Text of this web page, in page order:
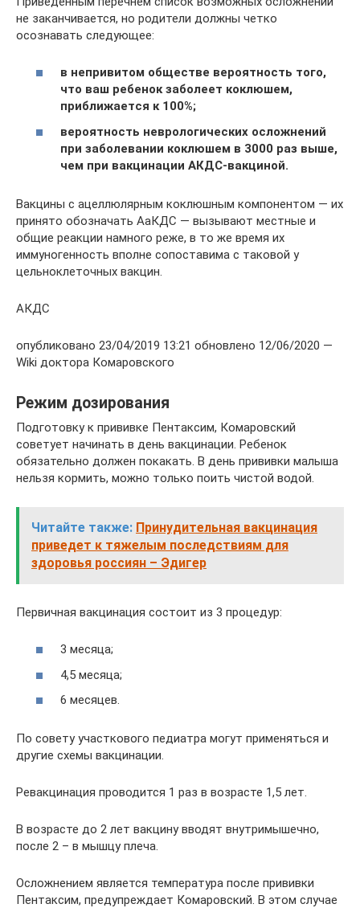
не заканчивается, но родители должны четко
осознавать следующее:
в непривитом обществе вероятность того,
что ваш ребенок заболеет коклюшем,
приближается к 100%;
вероятность неврологических осложнений
при заболевании коклюшем в 3000 раз выше,
чем при вакцинации АКДС-вакциной.
Вакцины с ацеллюлярным коклюшным компонентом — их
принято обозначать АаКДС — вызывают местные и
общие реакции намного реже, в то же время их
иммуногенность вполне сопоставима с таковой у
цельноклеточных вакцин.
АКДС
опубликовано 23/04/2019 13:21 обновлено 12/06/2020 —
Wiki доктора Комаровского
Режим дозирования
Подготовку к прививке Пентаксим, Комаровский
советует начинать в день вакцинации. Ребенок
обязательно должен покакать. В день прививки малыша
нельзя кормить, можно только поить чистой водой.
Читайте также: Принудительная вакцинация
приведет к тяжелым последствиям для
здоровья россиян – Эдигер
Первичная вакцинация состоит из 3 процедур:
3 месяца;
4,5 месяца;
6 месяцев.
По совету участкового педиатра могут применяться и
другие схемы вакцинации.
Ревакцинация проводится 1 раз в возрасте 1,5 лет.
В возрасте до 2 лет вакцину вводят внутримышечно,
после 2 – в мышцу плеча.
Осложнением является температура после прививки
Пентаксим, предупреждает Комаровский. В этом случае